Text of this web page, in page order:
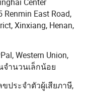
ะคุณสมบัติ Class I
มารถให้โซลูชันที่เชื่อ
งการก่อสร้างแบบ
เนอร์บ้านที่ผลิตโดย
Renmin East Road,
Xinxiang, Henan,
Western Union,
จำนวนเล็กน้อย
ลขประจำตัวผู้เสียภาษี,